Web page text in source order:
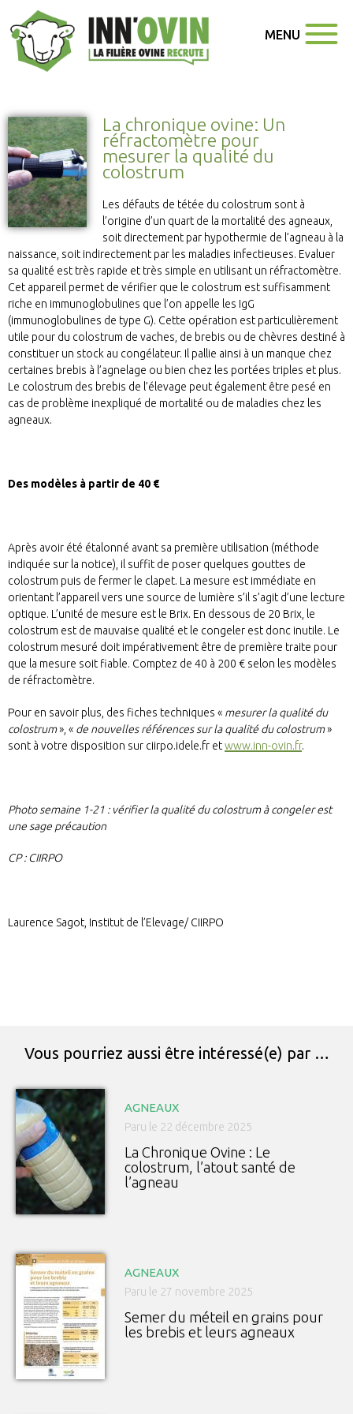
MENU
La chronique ovine: Un
réfractomètre pour
mesurer la qualité du
colostrum
Les défauts de tétée du colostrum sont à
l’origine d’un quart de la mortalité des agneaux,
soit directement par hypothermie de l’agneau à la
naissance, soit indirectement par les maladies infectieuses. Evaluer
sa qualité est très rapide et très simple en utilisant un réfractomètre.
Cet appareil permet de vérifier que le colostrum est suffisamment
riche en immunoglobulines que l’on appelle les IgG
(immunoglobulines de type G). Cette opération est particulièrement
utile pour du colostrum de vaches, de brebis ou de chèvres destiné à
constituer un stock au congélateur. Il pallie ainsi à un manque chez
certaines brebis à l’agnelage ou bien chez les portées triples et plus.
Le colostrum des brebis de l’élevage peut également être pesé en
cas de problème inexpliqué de mortalité ou de maladies chez les
agneaux.
Des modèles à partir de 40 €
Après avoir été étalonné avant sa première utilisation (méthode
indiquée sur la notice), il suffit de poser quelques gouttes de
colostrum puis de fermer le clapet. La mesure est immédiate en
orientant l’appareil vers une source de lumière s’il s’agit d’une lecture
optique. L’unité de mesure est le Brix. En dessous de 20 Brix, le
colostrum est de mauvaise qualité et le congeler est donc inutile. Le
colostrum mesuré doit impérativement être de première traite pour
que la mesure soit fiable. Comptez de 40 à 200 € selon les modèles
de réfractomètre.
Pour en savoir plus, des fiches techniques « mesurer la qualité du
colostrum», « de nouvelles références sur la qualité du colostrum»
sont à votre disposition sur ciirpo.idele.fr etwww.inn-ovin.fr.
Photo semaine 1-21 : vérifier la qualité du colostrum à congeler est
une sage précaution
CP :CIIRPO
Laurence Sagot, Institut de l’Elevage/ CIIRPO
Vous pourriez aussi être intéressé(e) par …
AGNEAUX
Paru le 22 décembre 2025
La Chronique Ovine : Le
colostrum, l’atout santé de
l’agneau
AGNEAUX
Paru le 27 novembre 2025
Semer du méteil en grains pour
les brebis et leurs agneaux